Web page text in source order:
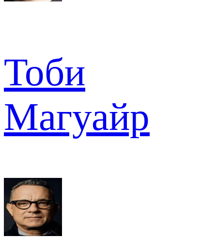
Тоби
Магуайр